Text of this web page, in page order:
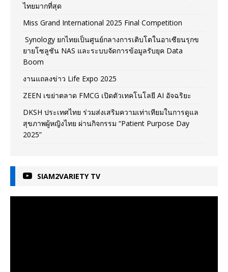
ไทยมากที่สุด
Miss Grand International 2025 Final Competition
Synology ยกไทยเป็นศูนย์กลางการเติบโตในอาเซียนรุกข
ยายโซลูชัน NAS และระบบจัดการข้อมูลรับยุค Data
Boom
งานแถลงข่าว Life Expo 2025
ZEEN เขย่าตลาด FMCG เปิดตัวเทคโนโลยี AI อัจฉริยะ
DKSH ประเทศไทย ร่วมส่งเสริมความเท่าเทียมในการดูแล
สุขภาพผู้หญิงไทย ผ่านกิจกรรม “Patient Purpose Day
2025”
SIAM2VARIETY TV